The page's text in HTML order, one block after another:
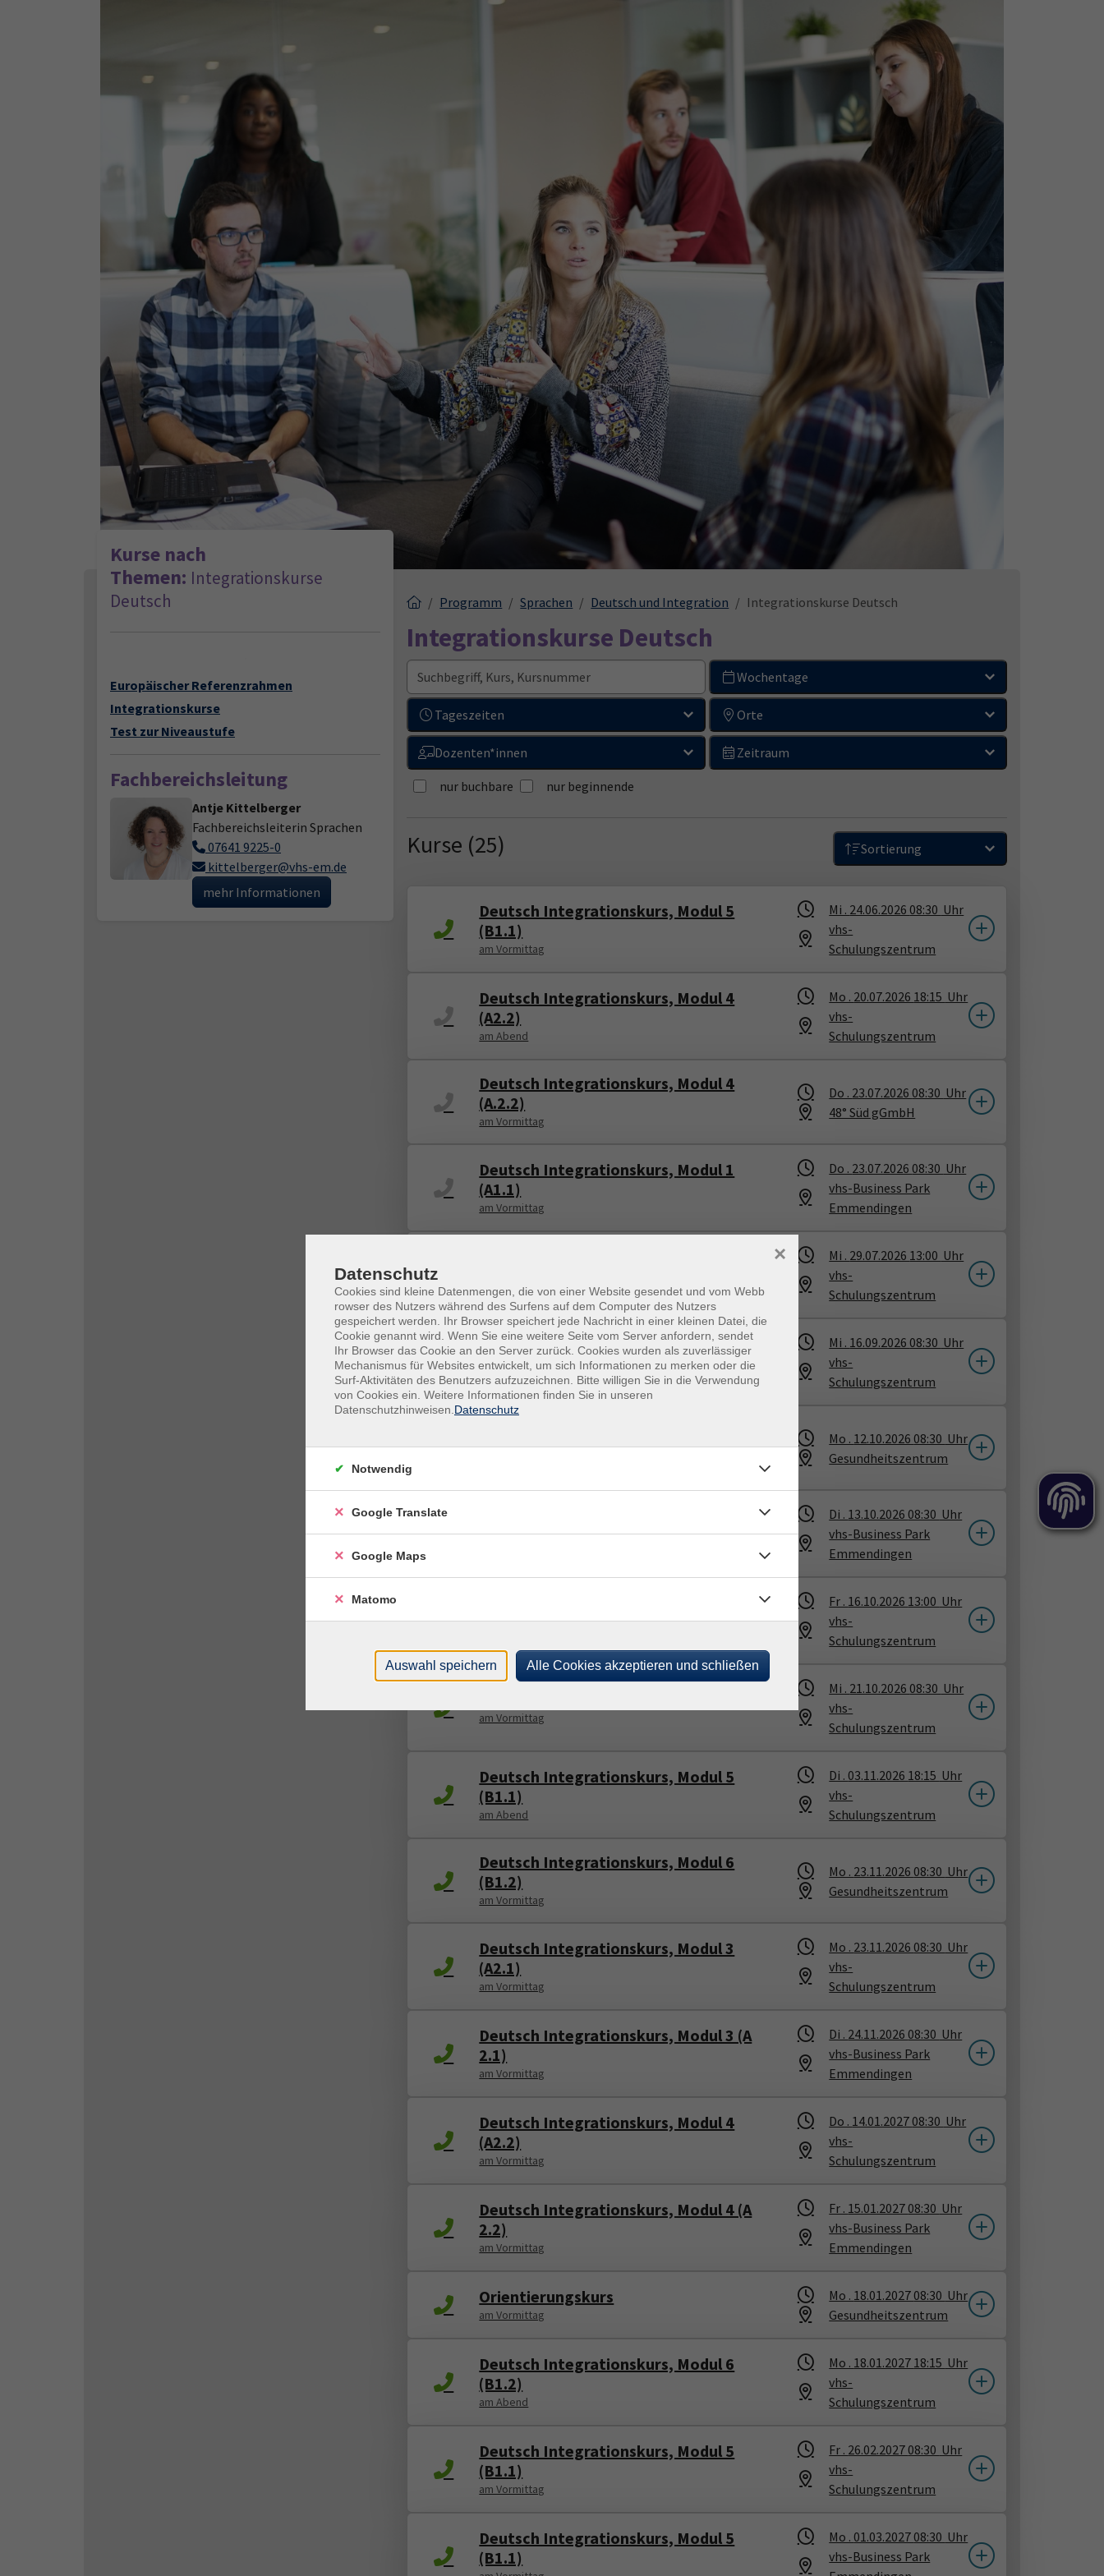
Programm Sprachen Deutsch und Integration Integrationskurse Deutsch
Integrationskurse Deutsch
Wochentage
Tageszeiten Orte
Dozenten*innen Zeitraum
nur buchbare nur beginnende
Kurse (25) Sortierung
Deutsch Integrationskurs, Modul 5
(B1.1)
am Vormittag
Mi . 24.06.2026 08:30 Uhr
vhs-
Schulungszentrum
Deutsch Integrationskurs, Modul 4
(A2.2)
am Abend
Mo . 20.07.2026 18:15 Uhr
vhs-
Schulungszentrum
Deutsch Integrationskurs, Modul 4
(A.2.2)
am Vormittag
Do . 23.07.2026 08:30 Uhr
48° Süd gGmbH
Deutsch Integrationskurs, Modul 1
(A1.1)
am Vormittag
Do . 23.07.2026 08:30 Uhr
vhs-Business Park
Emmendingen
am Nachmittag
Mi . 29.07.2026 13:00 Uhr
vhs-
Schulungszentrum
Deutsch Integrationskurs, Modul 6
(B1.2)
am Vormittag
Mi . 16.09.2026 08:30 Uhr
vhs-
Schulungszentrum
(B1.1)
Mo . 12.10.2026 08:30 Uhr
Gesundheitszentrum
(A1.2)
Di . 13.10.2026 08:30 Uhr
vhs-Business Park
Emmendingen
Fr . 16.10.2026 13:00 Uhr
vhs-
Schulungszentrum
am Vormittag
Mi . 21.10.2026 08:30 Uhr
vhs-
Schulungszentrum
Deutsch Integrationskurs, Modul 5
(B1.1)
am Abend
Di . 03.11.2026 18:15 Uhr
vhs-
Schulungszentrum
Deutsch Integrationskurs, Modul 6
(B1.2)
am Vormittag
Mo . 23.11.2026 08:30 Uhr
Gesundheitszentrum
Deutsch Integrationskurs, Modul 3
(A2.1)
am Vormittag
Mo . 23.11.2026 08:30 Uhr
vhs-
Schulungszentrum
Deutsch Integrationskurs, Modul 3 (A
2.1)
am Vormittag
Di . 24.11.2026 08:30 Uhr
vhs-Business Park
Emmendingen
Deutsch Integrationskurs, Modul 4
(A2.2)
am Vormittag
Do . 14.01.2027 08:30 Uhr
vhs-
Schulungszentrum
Deutsch Integrationskurs, Modul 4 (A
2.2)
am Vormittag
Fr . 15.01.2027 08:30 Uhr
vhs-Business Park
Emmendingen
Orientierungskurs
am Vormittag
Mo . 18.01.2027 08:30 Uhr
Gesundheitszentrum
Deutsch Integrationskurs, Modul 6
(B1.2)
am Abend
Mo . 18.01.2027 18:15 Uhr
vhs-
Schulungszentrum
Deutsch Integrationskurs, Modul 5
(B1.1)
am Vormittag
Fr . 26.02.2027 08:30 Uhr
vhs-
Schulungszentrum
Deutsch Integrationskurs, Modul 5
(B1.1)
Mo . 01.03.2027 08:30 Uhr
vhs-Business Park
Kurse nach
Themen: Integrationskurse
Deutsch
Europäischer Referenzrahmen
Integrationskurse
Test zur Niveaustufe
Fachbereichsleitung
Antje Kittelberger
Fachbereichsleiterin Sprachen
07641 9225-0
kittelberger@vhs-em.de
mehr Informationen
Datenschutz
Cookies sind kleine Datenmengen, die von einer Website gesendet und vom Webb
rowser des Nutzers während des Surfens auf dem Computer des Nutzers
gespeichert werden. Ihr Browser speichert jede Nachricht in einer kleinen Datei, die
Cookie genannt wird. Wenn Sie eine weitere Seite vom Server anfordern, sendet
Ihr Browser das Cookie an den Server zurück. Cookies wurden als zuverlässiger
Mechanismus für Websites entwickelt, um sich Informationen zu merken oder die
Surf-Aktivitäten des Benutzers aufzuzeichnen. Bitte willigen Sie in die Verwendung
von Cookies ein. Weitere Informationen finden Sie in unseren
Datenschutzhinweisen. Datenschutz
×
Notwendig
Google Translate
Google Maps
Matomo
Auswahl speichern Alle Cookies akzeptieren und schließen